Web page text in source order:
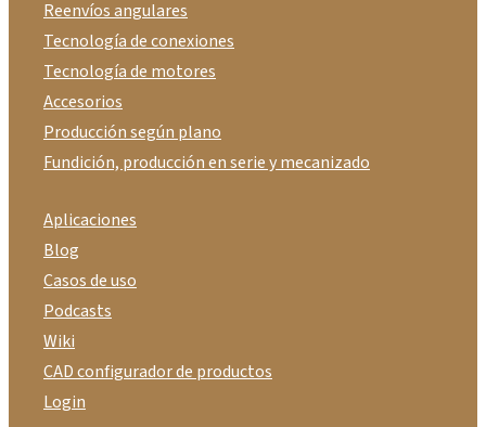
Reenvíos angulares
Tecnología de conexiones
Tecnología de motores
Accesorios
Producción según plano
Fundición, producción en serie y mecanizado
Aplicaciones
Blog
Casos de uso
Podcasts
Wiki
CAD configurador de productos
Login